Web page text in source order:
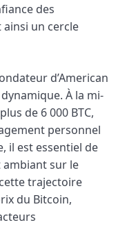
des
un cercle
d’American
À la mi-
de 6 000 BTC,
personnel
il est essentiel de
sur le
trajectoire
du Bitcoin,